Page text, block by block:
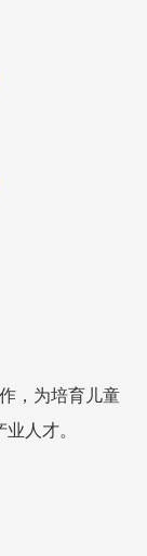
，为培育儿童
人才。